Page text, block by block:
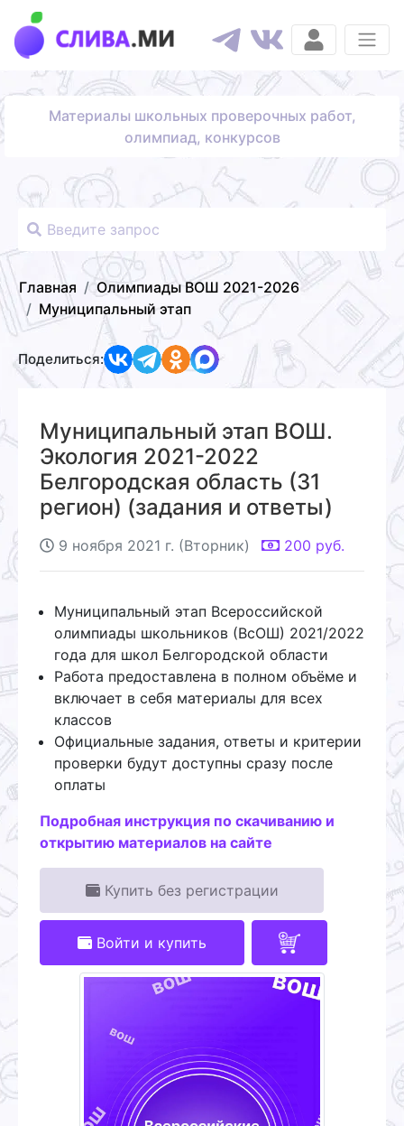
Материалы школьных проверочных работ,
олимпиад, конкурсов
Главная
Олимпиады ВОШ 2021-2026
Муниципальный этап
Поделиться:
Муниципальный этап ВОШ.
Экология 2021-2022
Белгородская область (31
регион) (задания и ответы)
9 ноября 2021 г. (Вторник) 200 руб.
Муниципальный этап Всероссийской
олимпиады школьников (ВсОШ) 2021/2022
года для школ Белгородской области
Работа предоставлена в полном объёме и
включает в себя материалы для всех
классов
Официальные задания, ответы и критерии
проверки будут доступны сразу после
оплаты
Подробная инструкция по скачиванию и
открытию материалов на сайте
Купить без регистрации
Войти и купить